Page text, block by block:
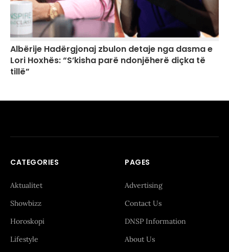
Albërije Hadërgjonaj zbulon detaje nga dasma e
Lori Hoxhës: “S’kisha parë ndonjëherë diçka të
tillë”
CATEGORIES
Aktualitet
Showbizz
Horoskopi
Lifestyle
PAGES
Advertising
Contact Us
DNSP Information
About Us